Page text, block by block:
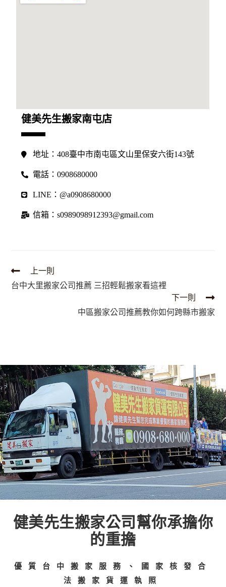
健美先生搬家南屯店
地址：408臺中市南屯區文山里保安六街143號
電話：0908680000
LINE：@a0908680000
信箱：s0989098912393@gmail.com
上一則
台中大里搬家公司推薦 三招輕鬆搬家看這裡
下一則
中區搬家公司推薦教你如何跨縣市搬家
健美先生搬家公司幫你承擔你
的重擔
優質台中搬家服務、國家核發合
法搬家貨運執照